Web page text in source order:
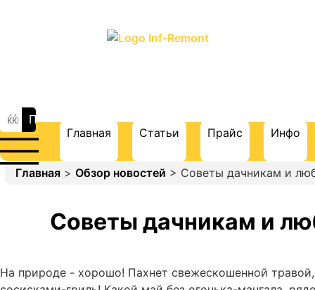
Главная Статьи Прайс Инфо
Главная > Обзор новостей > Советы дачникам и
Советы дачникам и
На природе - хорошо! Пахнет свежескошенной